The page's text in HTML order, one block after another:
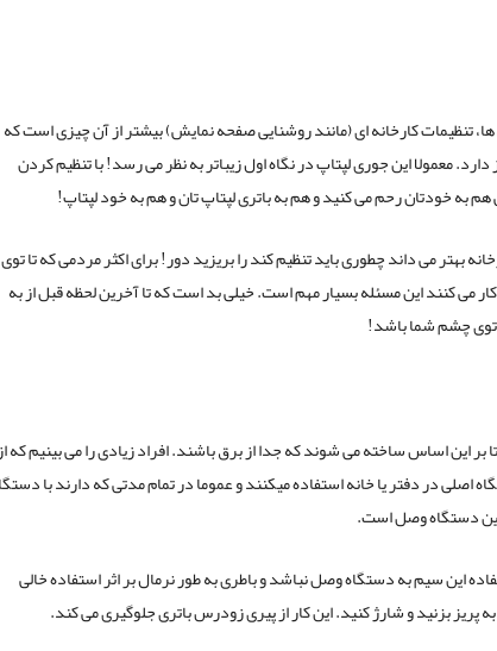
تنظیمات کارخانه ای (مانند روشنایی صفحه نمایش) بیشتر از آن چیزی است که
دارد. معمولا این جوری لپتاپ در نگاه اول زیباتر به نظر می رسد! با تنظیم کردن
به خودتان رحم می کنید و هم به باتری لپتاپ تان و هم به خود لپتاپ!
بهتر می داند چطوری باید تنظیم کند را بریزید دور! برای اکثر مردمی که تا توی
می کنند این مسئله بسیار مهم است. خیلی بد است که تا آخرین لحظه قبل از به
چشم شما باشد!
بر این اساس ساخته می شوند که جدا از برق باشند. افراد زیادی را می بینیم که
اصلی در دفتر یا خانه استفاده میکنند و عموما در تمام مدتی که دارند با
دستگاه وصل است.
این سیم به دستگاه وصل نباشد و باطری به طور نرمال بر اثر استفاده خالی
پریز بزنید و شارژ کنید. این کار از پیری زودرس باتری جلوگیری می کند.